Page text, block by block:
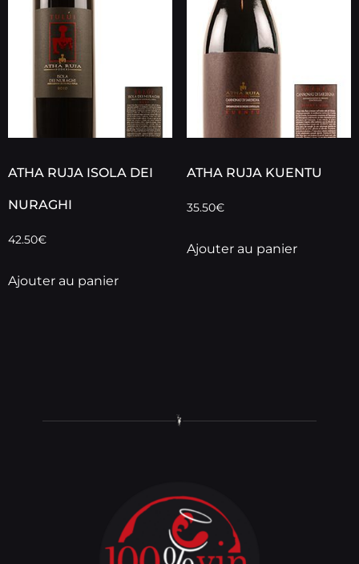
ATHA RUJA ISOLA DEI
NURAGHI
42.50€
Ajouter au panier
ATHA RUJA KUENTU
35.50€
Ajouter au panier